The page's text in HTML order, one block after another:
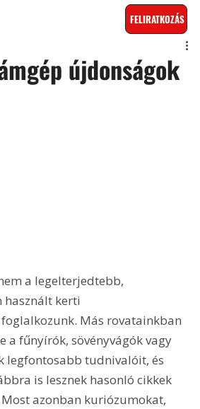
FELIRATKOZÁS
újdonságok
a legelterjedtebb,
kerti
Más rovatainkban
a fűnyírók, sövényvágók vagy
legfontosabb tudnivalóit, és
is lesznek hasonló cikkek
azonban kuriózumokat,